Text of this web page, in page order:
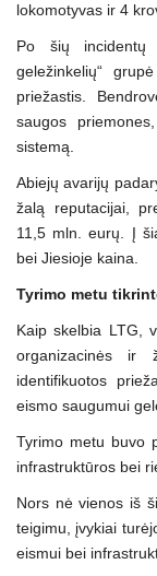
lokomotyvas ir 4
Po šių incidentų
geležinkelių“
priežastis.
saugos
sistemą.
Abiejų avarijų
žalą reputacijai,
11,5 mln. eurų. Į
bei Jiesioje kaina.
Tyrimo metu
Kaip skelbia LTG,
organizacinės ir
identifikuotos
eismo saugumui
Tyrimo metu buvo
infrastruktūros bei
Nors nė vienos iš
teigimu, įvykiai
eismui bei